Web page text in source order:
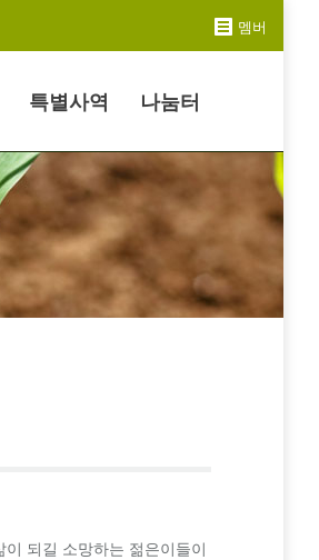
멤버
특별사역 나눔터
되길 소망하는 젊은이들이